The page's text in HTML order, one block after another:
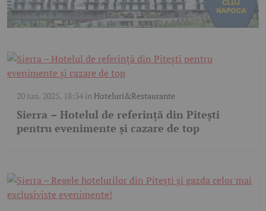
20 iun. 2025, 18:34 în Hoteluri&Restaurante
Sierra – Hotelul de referință din Pitești
pentru evenimente și cazare de top